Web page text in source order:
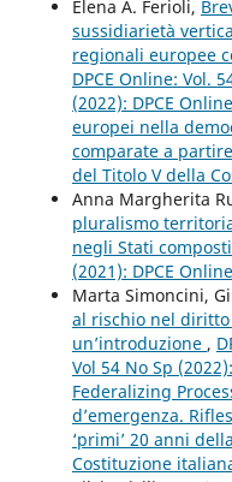
Elena A. Ferioli,
sussidiarietà
regionali europee
DPCE Online: Vol.
(2022): DPCE
europei nella
comparate a
del Titolo V della
Anna Margherita
pluralismo
negli Stati composti
(2021): DPCE
Marta Simoncini,
al rischio nel
un’introduzione ,
Vol 54 No Sp
Federalizing
d’emergenza.
‘primi’ 20 anni
Costituzione